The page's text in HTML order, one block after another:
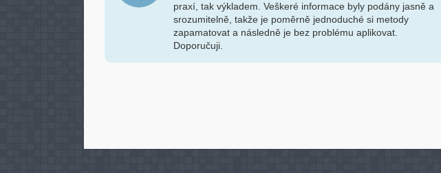
praxí, tak výkladem. Veškeré informace byly podány jasně a
srozumitelně, takže je poměrně jednoduché si metody
zapamatovat a následně je bez problému aplikovat.
Doporučuji.